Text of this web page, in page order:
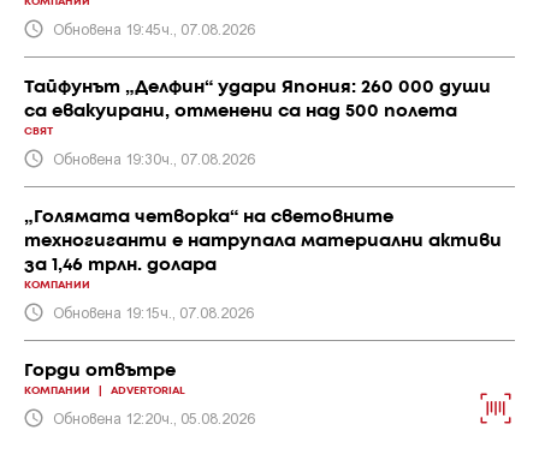
Обновена 19:45ч., 07.08.2026
Тайфунът „Делфин“ удари Япония: 260 000 души
са евакуирани, отменени са над 500 полета
СВЯТ
Обновена 19:30ч., 07.08.2026
„Голямата четворка“ на световните
техногиганти е натрупала материални активи
за 1,46 трлн. долара
КОМПАНИИ
Обновена 19:15ч., 07.08.2026
Горди отвътре
КОМПАНИИ ADVERTORIAL
Обновена 12:20ч., 05.08.2026